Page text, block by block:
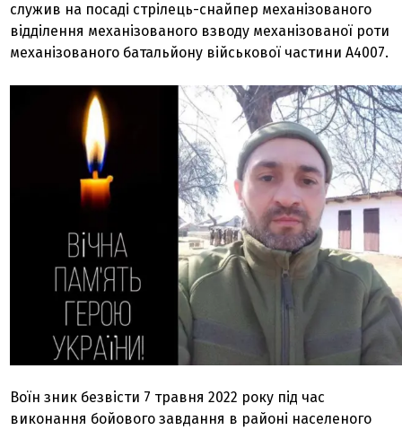
служив на посаді стрілець-снайпер механізованого
відділення механізованого взводу механізованої роти
механізованого батальйону військової частини А4007.
Воїн зник безвісти 7 травня 2022 року під час
виконання бойового завдання в районі населеного